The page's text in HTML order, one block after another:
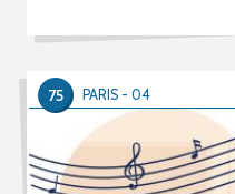
PARIS - 04
75